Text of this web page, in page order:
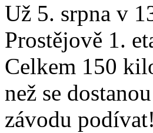
Už 5. srpna v
Prostějově 1.
Celkem 150
než se
závodu podívat!